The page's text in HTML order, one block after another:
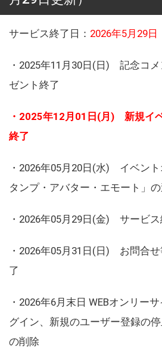
サービス終了日： 2026年5月29日
・2025年11月30日(日) 記念コ
ゼント終了
・2025年12月01日(月) 新規イ
終了
・2026年05月20日(水) イベン
タンプ・アバター・エモート」
・2026年05月29日(金) サービス
・2026年05月31日(日) お問合
了
・2026年6月末日 WEBオンリー
グイン、新規のユーザー登録の
の削除